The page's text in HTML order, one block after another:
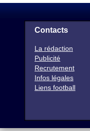
Contacts
La rédaction
Publicité
Recrutement
Infos légales
Liens football